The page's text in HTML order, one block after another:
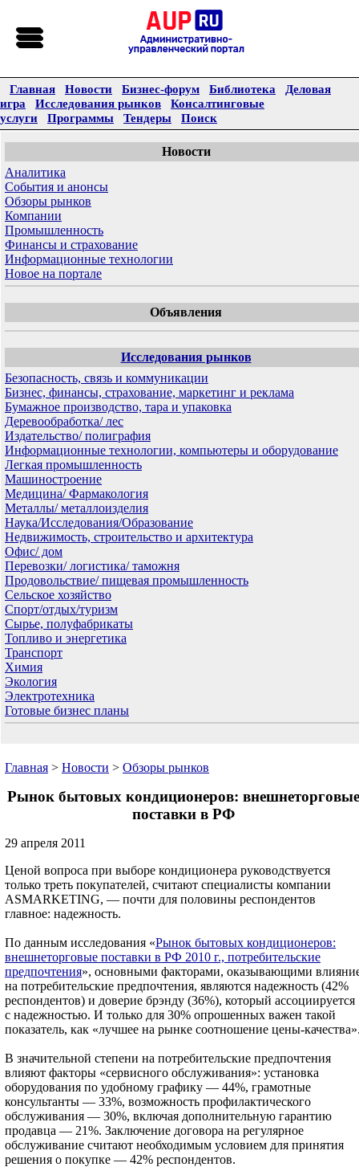
Главная Новости Бизнес-форум Библиотека
Деловая
игра
Исследования рынков
Консалтинговые
услуги
Программы Тендеры Поиск
Новости
Аналитика
События и анонсы
Обзоры рынков
Компании
Промышленность
Финансы и страхование
Информационные технологии
Новое на портале
Объявления
Исследования рынков
Безопасность, связь и коммуникации
Бизнес, финансы, страхование, маркетинг и реклама
Бумажное производство, тара и упаковка
Деревообработка/ лес
Издательство/ полиграфия
Информационные технологии, компьютеры и оборудование
Легкая промышленность
Машиностроение
Медицина/ Фармакология
Металлы/ металлоизделия
Наука/Исследования/Образование
Недвижимость, строительство и архитектура
Офис/ дом
Перевозки/ логистика/ таможня
Продовольствие/ пищевая промышленность
Сельское хозяйство
Спорт/отдых/туризм
Сырье, полуфабрикаты
Топливо и энергетика
Транспорт
Химия
Экология
Электротехника
Готовые бизнес планы
Главная > Новости > Обзоры рынков
Рынок бытовых кондиционеров: внешнеторговые
поставки в РФ
29 апреля 2011
Ценой вопроса при выборе кондиционера руководствуется
только треть покупателей, считают специалисты компании
ASMARKETING, — почти для половины респондентов
главное: надежность.
По данным исследования «Рынок бытовых кондиционеров:
внешнеторговые поставки в РФ 2010 г., потребительские
предпочтения», основными факторами, оказывающими
на потребительские предпочтения, являются надежность (42%
респондентов) и доверие брэнду (36%), который ассоциируется
с надежностью. И только для 30% опрошенных важен такой
показатель, как «лучшее на рынке соотношение цены-
В значительной степени на потребительские предпочтения
влияют факторы «сервисного обслуживания»: установка
оборудования по удобному графику — 44%, грамотные
консультанты — 33%, возможность профилактического
обслуживания — 30%, включая дополнительную гарантию
продавца — 21%. Заключение договора на регулярное
обслуживание считают необходимым условием для принятия
решения о покупке — 42% респондентов.